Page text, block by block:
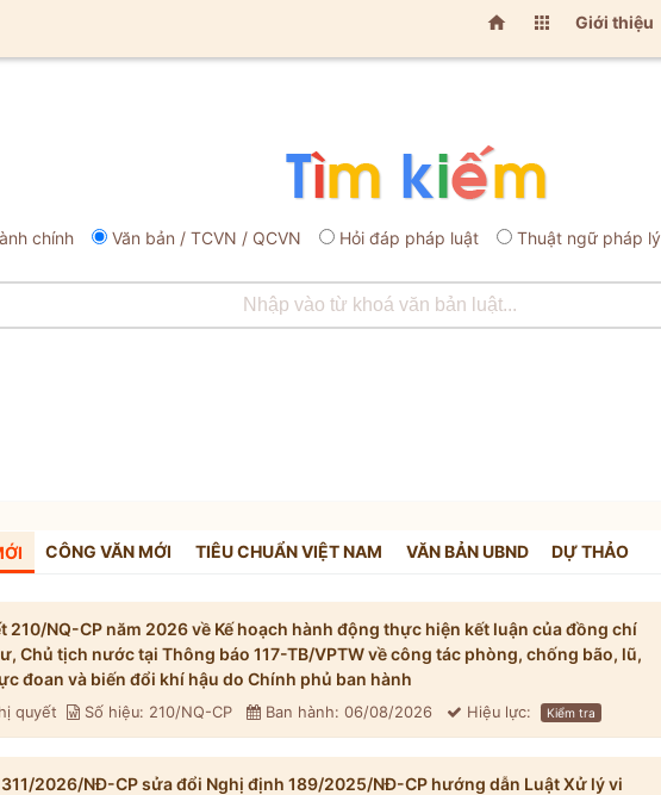
  Giới thiệu
chính Văn bản / TCVN / QCVN Hỏi đáp pháp luật Thuật ngữ pháp lý
CÔNG VĂN MỚI TIÊU CHUẨN VIỆT NAM VĂN BẢN UBND DỰ THẢO
210/NQ-CP năm 2026 về Kế hoạch hành động thực hiện kết luận của đồng chí
Chủ tịch nước tại Thông báo 117-TB/VPTW về công tác phòng, chống bão, lũ,
đoan và biến đổi khí hậu do Chính phủ ban hành
quyết Số hiệu: 210/NQ-CP Ban hành: 06/08/2026 Hiệu lực: Kiểm tra
2026/NĐ-CP sửa đổi Nghị định 189/2025/NĐ-CP hướng dẫn Luật Xử lý vi